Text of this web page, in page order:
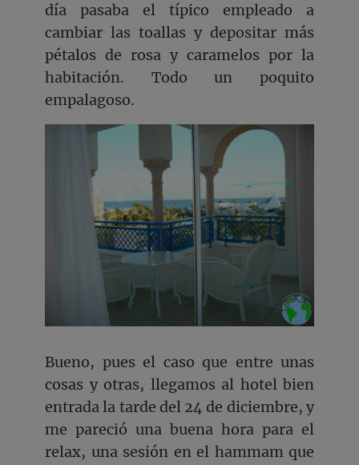
día pasaba el típico empleado a
cambiar las toallas y depositar más
pétalos de rosa y caramelos por la
habitación. Todo un poquito
empalagoso.
Bueno, pues el caso que entre unas
cosas y otras, llegamos al hotel bien
entrada la tarde del 24 de diciembre, y
me pareció una buena hora para el
relax, una sesión en el hammam que